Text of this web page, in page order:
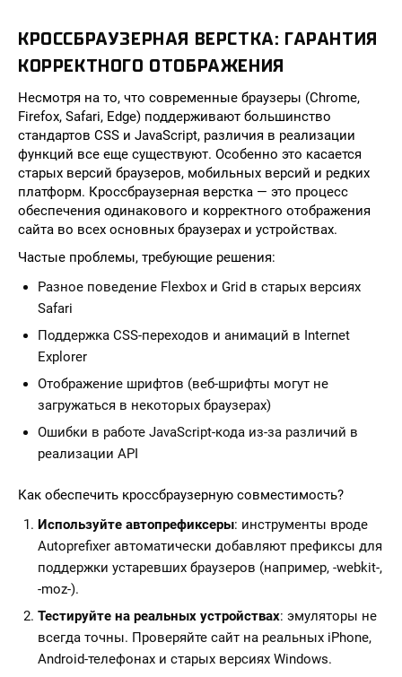
КРОССБРАУЗЕРНАЯ ВЕРСТКА: ГАРАНТИЯ
КОРРЕКТНОГО ОТОБРАЖЕНИЯ
Несмотря на то, что современные браузеры (Chrome,
Firefox, Safari, Edge) поддерживают большинство
стандартов CSS и JavaScript, различия в реализации
функций все еще существуют. Особенно это касается
старых версий браузеров, мобильных версий и редких
платформ. Кроссбраузерная верстка — это процесс
обеспечения одинакового и корректного отображения
сайта во всех основных браузерах и устройствах.
Частые проблемы, требующие решения:
Разное поведение Flexbox и Grid в старых версиях
Safari
Поддержка CSS-переходов и анимаций в Internet
Explorer
Отображение шрифтов (веб-шрифты могут не
загружаться в некоторых браузерах)
Ошибки в работе JavaScript-кода из-за различий в
реализации API
Как обеспечить кроссбраузерную совместимость?
Используйте автопрефиксеры: инструменты вроде
Autoprefixer автоматически добавляют префиксы для
поддержки устаревших браузеров (например, -webkit-,
-moz-).
Тестируйте на реальных устройствах: эмуляторы не
всегда точны. Проверяйте сайт на реальных iPhone,
Android-телефонах и старых версиях Windows.